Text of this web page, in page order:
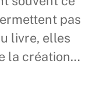
pas
livre, elles
la création…